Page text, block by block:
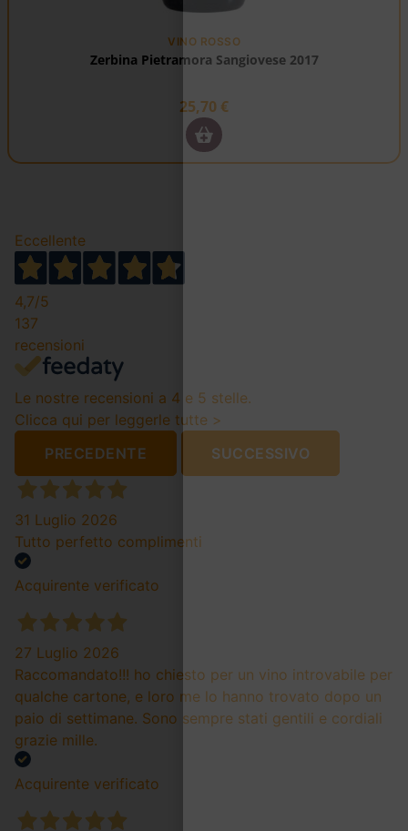
VINO ROSSO
Zerbina Pietramora Sangiovese 2017
25,70 €
Eccellente
4,7/5
137
recensioni
Le nostre recensioni a 4 e 5 stelle.
Clicca qui per leggerle tutte >
PRECEDENTE
SUCCESSIVO
31 Luglio 2026
Tutto perfetto complimenti
Acquirente verificato
27 Luglio 2026
Raccomandato!!! ho chiesto per un vino introvabile per
qualche cartone, e loro me lo hanno trovato dopo un
paio di settimane. Sono sempre stati gentili e cordiali
grazie mille.
Acquirente verificato